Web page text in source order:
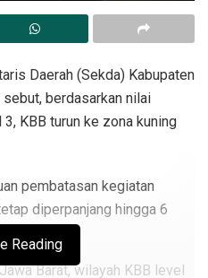
Daerah (Sekda) Kabupaten
berdasarkan nilai
KBB turun ke zona kuning
pembatasan kegiatan
diperpanjang hingga 6
Barat, wilayah KBB level
Reading